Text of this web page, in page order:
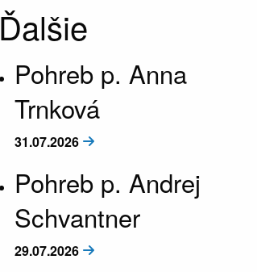
Ďalšie
Pohreb p. Anna
Trnková
31.07.2026
Pohreb p. Andrej
Schvantner
29.07.2026